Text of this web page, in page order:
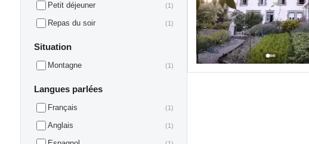
Petit déjeuner (1)
Repas du soir (1)
Situation
Montagne (1)
Langues parlées
Français (1)
Anglais (1)